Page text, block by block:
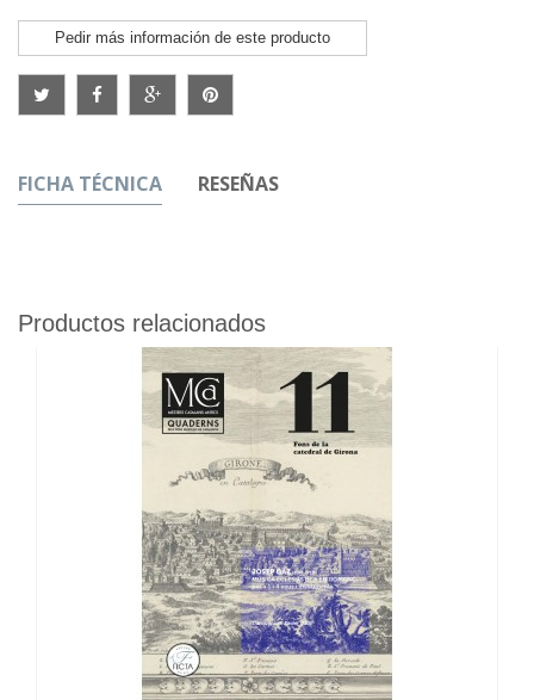
Pedir más información de este producto
FICHA TÉCNICA RESEÑAS
Productos relacionados